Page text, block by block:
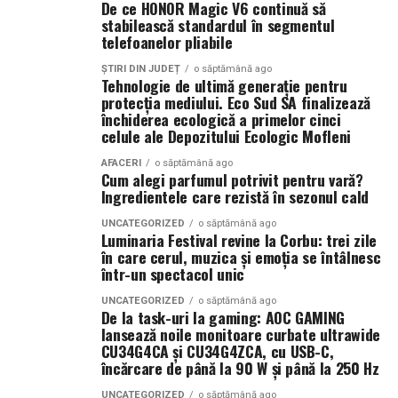
alături de actoriiIoana State, Vlad și Oana Gherman,
Azaleea Necula și Gabriel Vatavu.
O comedie actuală și spumoasă, filmul„În pielea
este distribuit de T.R.I.B.E. Films.
https://bit.ly/InPieleaMea
inpieleamea.ro
Mai multe detalii, imagini de la filmări, fragmente din
film, declarații din partea actorilor și informații despre
concursuri sunt disponibile pe paginile social media ale
Facebook ,Instagram,TikTok.
Adrian Pădurețu semnează imaginea filmului. De sunet
s-a ocupat Bogdan Ivanovici, de scenografie Anca
Miron, iar de costume Francisca Vass.
„În Pielea Mea”este un film produs de: CB MOTION
întreținut), are un aer mai „de decor”, mai matur. Nu în
sensul rece, nu ca un obiect care nu trebuie atins, ci ca
un cadou care se potrivește într-o cameră aranjată cu
grijă. Te vezi lăsându-l lângă perne, într-un colț, și
totuși îl iei în brațe când ești obosit. Doar că senzația e
pielea să zâmbească. Te mângâie altfel, mai neted, mai
dens, mai uniform. Uneori, când e de calitate bună, pare
aproape răcoroasă la atingere, înainte să se încălzească
de la mâna ta.
Prima diferență reală: cum se
simte îmbrățișarea
Aici, dacă mă întrebi pe mine, se decide totul. Un urs din
pluș, mai ales unul mare, te învăluie. Perii lui se așază pe
De ce HONOR Magic V6 continuă să
stabilească standardul în segmentul
telefoanelor pliabile
ȘTIRI DIN JUDEȚ o săptămână ago
Tehnologie de ultimă generație pentru
protecția mediului. Eco Sud SA finalizează
închiderea ecologică a primelor cinci
celule ale Depozitului Ecologic Mofleni
AFACERI o săptămână ago
Cum alegi parfumul potrivit pentru vară?
Ingredientele care rezistă în sezonul cald
UNCATEGORIZED o săptămână ago
Luminaria Festival revine la Corbu: trei zile
în care cerul, muzica și emoția se întâlnesc
într-un spectacol unic
UNCATEGORIZED o săptămână ago
De la task-uri la gaming: AOC GAMING
lansează noile monitoare curbate ultrawide
CU34G4CA și CU34G4ZCA, cu USB-C,
încărcare de până la 90 W și până la 250 Hz
UNCATEGORIZED o săptămână ago